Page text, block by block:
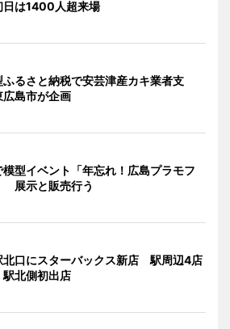
日は1400人超来場
ふるさと納税で安芸津産カキ業者支
島市が企画
模型イベント「年忘れ！広島プラモフ
展示と販売行う
北口にスターバックス新店 駅周辺4店
駅北側初出店